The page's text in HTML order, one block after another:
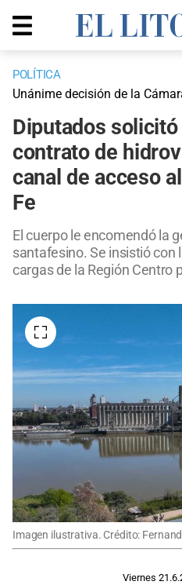
POLÍTICA
Unánime decisión de la
Diputados
contrato de
canal de acceso
Fe
El cuerpo le encomendó la
santafesino. Se insistió con
cargas de la Región Centro
Imagen ilustrativa. Crédito:
Viernes